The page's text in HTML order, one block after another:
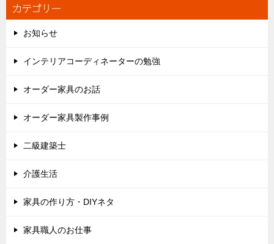
カテゴリー
お知らせ
インテリアコーディネーターの勉強
オーダー家具のお話
オーダー家具製作事例
二級建築士
介護生活
家具の作り方・DIYネタ
家具職人のお仕事